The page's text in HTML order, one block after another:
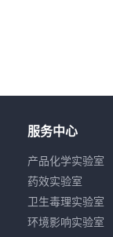
服务中心
产品化学实验室
药效实验室
卫生毒理实验室
环境影响实验室